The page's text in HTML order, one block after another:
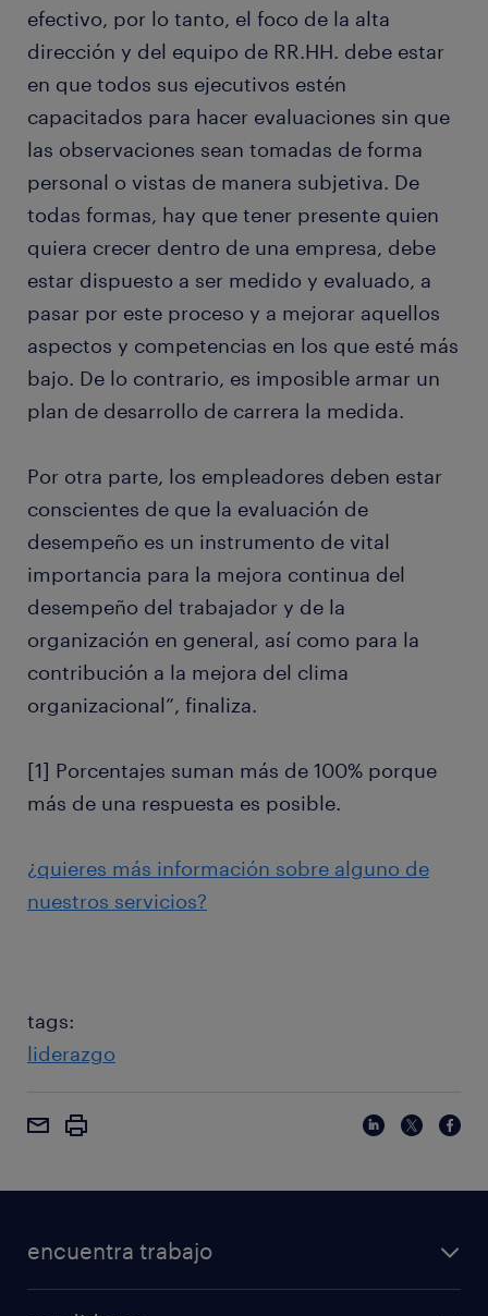
efectivo, por lo tanto, el foco de la alta
dirección y del equipo de RR.HH. debe estar
en que todos sus ejecutivos estén
capacitados para hacer evaluaciones sin que
las observaciones sean tomadas de forma
personal o vistas de manera subjetiva. De
todas formas, hay que tener presente quien
quiera crecer dentro de una empresa, debe
estar dispuesto a ser medido y evaluado, a
pasar por este proceso y a mejorar aquellos
aspectos y competencias en los que esté más
bajo. De lo contrario, es imposible armar un
plan de desarrollo de carrera la medida.
Por otra parte, los empleadores deben estar
conscientes de que la evaluación de
desempeño es un instrumento de vital
importancia para la mejora continua del
desempeño del trabajador y de la
organización en general, así como para la
contribución a la mejora del clima
organizacional”, finaliza.
[1] Porcentajes suman más de 100% porque
más de una respuesta es posible.
¿quieres más información sobre alguno de
nuestros servicios?
tags:
liderazgo
encuentra trabajo